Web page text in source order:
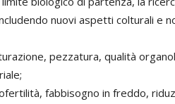
nuovi aspetti colturali e
pezzatura, qualità
fabbisogno in freddo,